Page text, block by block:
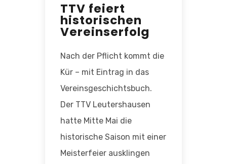
TTV feiert
historischen
Vereinserfolg
Nach der Pflicht kommt die
Kür – mit Eintrag in das
Vereinsgeschichtsbuch.
Der TTV Leutershausen
hatte Mitte Mai die
historische Saison mit einer
Meisterfeier ausklingen